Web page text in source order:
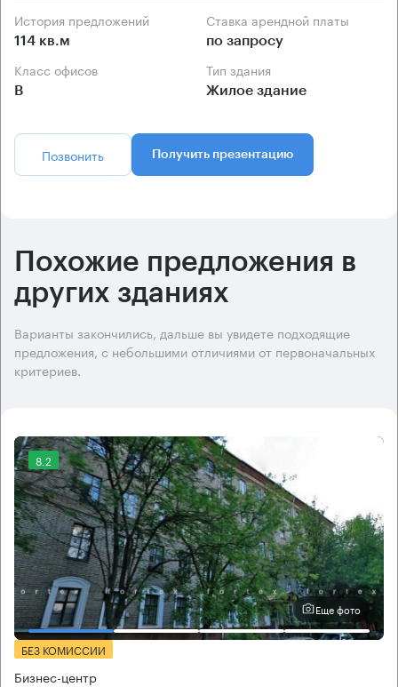
История предложений
114 кв.м
Ставка арендной платы
по запросу
Класс офисов
B
Тип здания
Жилое здание
Позвонить Получить презентацию
Похожие предложения в
других зданиях
Варианты закончились, дальше вы увидете подходящие
предложения, с небольшими отличиями от первоначальных
критериев.
8.2
Еще фото
БЕЗ КОМИССИИ
Бизнес-центр